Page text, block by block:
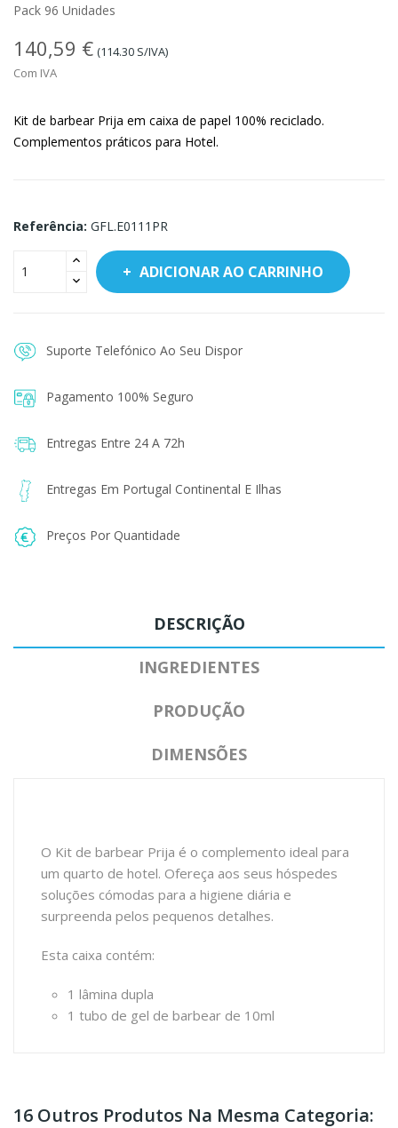
Pack 96 Unidades
140,59 € (114.30 S/IVA)
Com IVA
Kit de barbear Prija em caixa de papel 100% reciclado.
Complementos práticos para Hotel.
Referência: GFL.E0111PR
ADICIONAR AO CARRINHO
Suporte Telefónico Ao Seu Dispor
Pagamento 100% Seguro
Entregas Entre 24 A 72h
Entregas Em Portugal Continental E Ilhas
Preços Por Quantidade
DESCRIÇÃO
INGREDIENTES
PRODUÇÃO
DIMENSÕES
O Kit de barbear Prija é o complemento ideal para
um quarto de hotel. Ofereça aos seus hóspedes
soluções cómodas para a higiene diária e
surpreenda pelos pequenos detalhes.
Esta caixa contém:
1 lâmina dupla
1 tubo de gel de barbear de 10ml
16 Outros Produtos Na Mesma Categoria: